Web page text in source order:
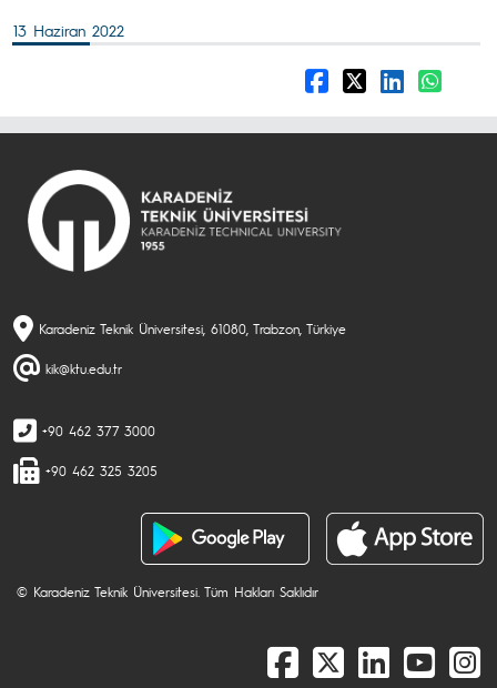
13 Haziran 2022
Karadeniz Teknik Üniversitesi, 61080, Trabzon, Türkiye
kik@ktu.edu.tr
+90 462 377 3000
+90 462 325 3205
© Karadeniz Teknik Üniversitesi. Tüm Hakları Saklıdır